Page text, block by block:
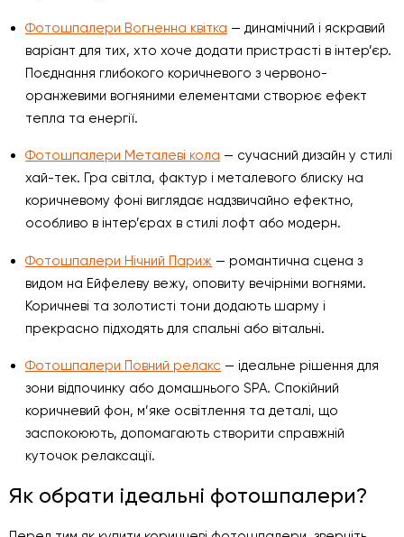
Фотошпалери Вогненна квітка — динамічний і яскравий
варіант для тих, хто хоче додати пристрасті в інтер’єр.
Поєднання глибокого коричневого з червоно-
оранжевими вогняними елементами створює ефект
тепла та енергії.
Фотошпалери Металеві кола — сучасний дизайн у стилі
хай-тек. Гра світла, фактур і металевого блиску на
коричневому фоні виглядає надзвичайно ефектно,
особливо в інтер’єрах в стилі лофт або модерн.
Фотошпалери Нічний Париж — романтична сцена з
видом на Ейфелеву вежу, оповиту вечірніми вогнями.
Коричневі та золотисті тони додають шарму і
прекрасно підходять для спальні або вітальні.
Фотошпалери Повний релакс — ідеальне рішення для
зони відпочинку або домашнього SPA. Спокійний
коричневий фон, м’яке освітлення та деталі, що
заспокоюють, допомагають створити справжній
куточок релаксації.
Як обрати ідеальні фотошпалери?